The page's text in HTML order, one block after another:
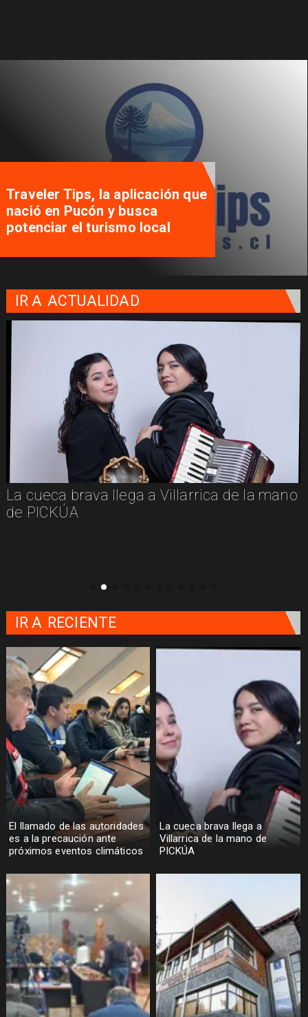
Traveler Tips, la aplicación que
nació en Pucón y busca
potenciar el turismo local
IR A ACTUALIDAD
La cueca brava llega a Villarrica de la mano
de PICKÚA
El llamado de las autoridades
es a la precaución ante
próximos eventos climáticos
La cueca brava llega a
Villarrica de la mano de
PICKÚA
IR A RECIENTE